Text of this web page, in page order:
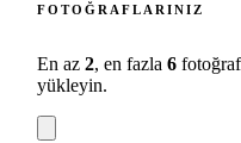
FOTOĞRAFLARINIZ
En az 2, en fazla 6
yükleyin.